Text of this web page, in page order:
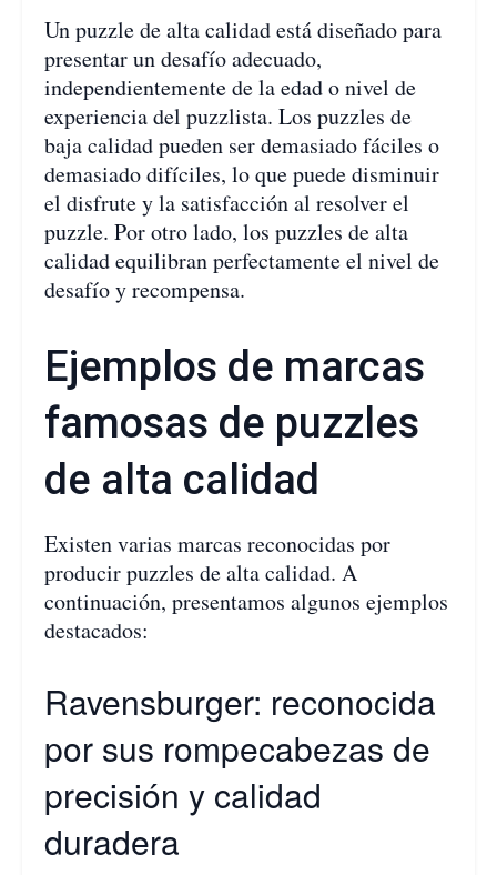
Un puzzle de alta calidad está diseñado para
presentar un desafío adecuado,
independientemente de la edad o nivel de
experiencia del puzzlista. Los puzzles de
baja calidad pueden ser demasiado fáciles o
demasiado difíciles, lo que puede disminuir
el disfrute y la satisfacción al resolver el
puzzle. Por otro lado, los puzzles de alta
calidad equilibran perfectamente el nivel de
desafío y recompensa.
Ejemplos de marcas
famosas de puzzles
de alta calidad
Existen varias marcas reconocidas por
producir puzzles de alta calidad. A
continuación, presentamos algunos ejemplos
destacados:
Ravensburger: reconocida
por sus rompecabezas de
precisión y calidad
duradera